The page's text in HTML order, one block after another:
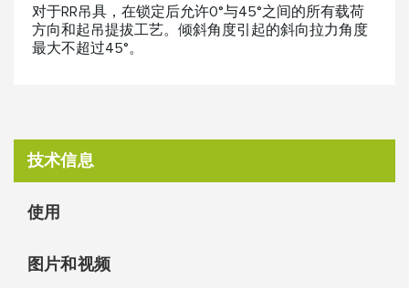
对于RR吊具，在锁定后允许0°与45°之间的所有载荷
方向和起吊提拔工艺。倾斜角度引起的斜向拉力角度
最大不超过45°。
技术信息
使用
图片和视频